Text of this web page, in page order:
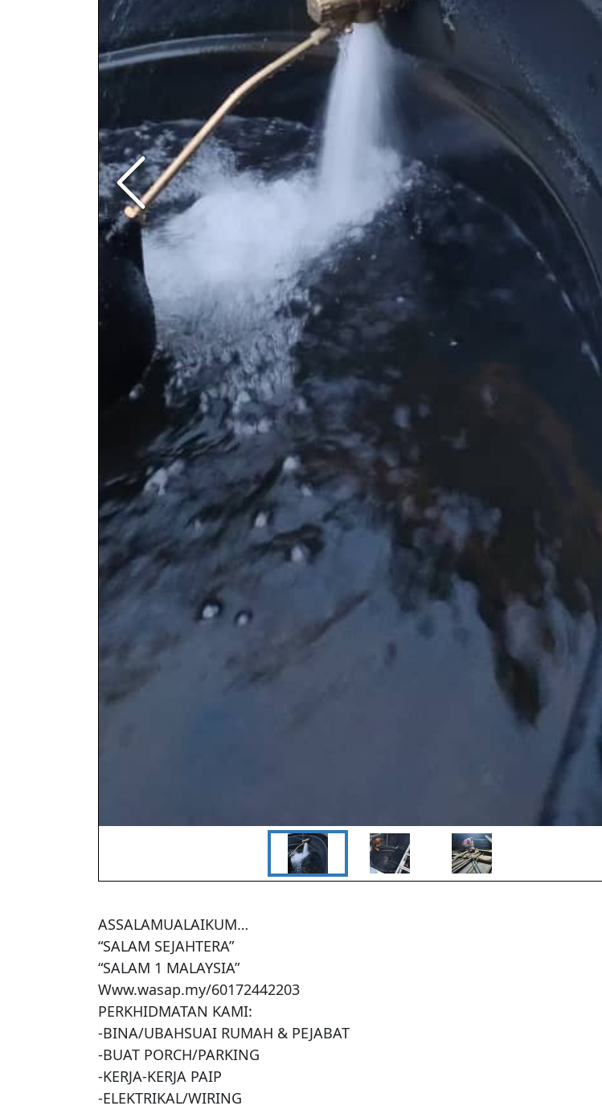
ASSALAMUALAIKUM…
“SALAM SEJAHTERA”
“SALAM 1 MALAYSIA”
Www.wasap.my/60172442203
PERKHIDMATAN KAMI:
-BINA/UBAHSUAI RUMAH & PEJABAT
-BUAT PORCH/PARKING
-KERJA-KERJA PAIP
-ELEKTRIKAL/WIRING